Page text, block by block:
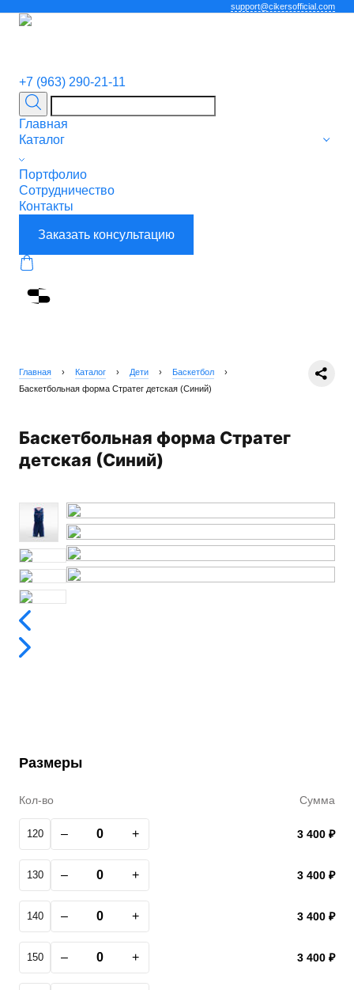
support@cikersofficial.com
+7 (963) 290-21-11
Главная
Каталог
Портфолио
Сотрудничество
Контакты
Заказать консультацию
Главная › Каталог › Дети › Баскетбол
›
Баскетбольная форма Стратег детская (Синий)
Баскетбольная форма Стратег
детская (Синий)
Размеры
Кол-во Сумма
120 – + 3 400 ₽
130 – + 3 400 ₽
140 – + 3 400 ₽
150 – + 3 400 ₽